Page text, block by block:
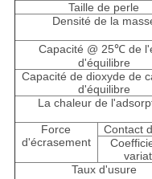
Taille de perle
Densité de la
Capacité @ 25℃ de
d'équilibre
Capacité de dioxyde de
d'équilibre
La chaleur de
Force
d'écrasement
Contact
Taux d'usure